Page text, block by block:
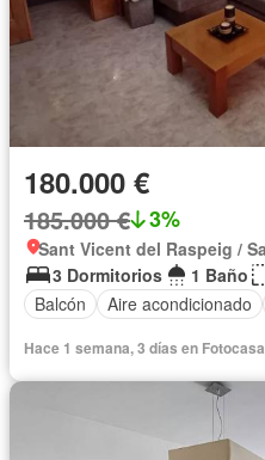
180.000 €
185.000 € 3%
3 Dormitorios
1 Baño
Balcón
Aire acondicionado
Hace 1 semana, 3 días en Fotocasa